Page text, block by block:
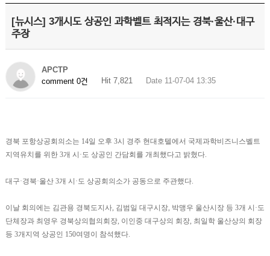
[뉴시스] 3개시도 상공인 과학벨트 최적지는 경북·울산·대구
주장
APCTP
comment 0건
Hit 7,821 Date 11-07-04 13:35
경북 포항상공회의소는 14일 오후 3시 경주 현대호텔에서 국제과학비즈니스벨트
지역유치를 위한 3개 시·도 상공인 간담회를 개최했다고 밝혔다.
대구·경북·울산 3개 시·도 상공회의소가 공동으로 주관했다.
이날 회의에는 김관용 경북도지사, 김범일 대구시장, 박맹우 울산시장 등 3개 시·도
단체장과 최영우 경북상의협의회장, 이인중 대구상의 회장, 최일학 울산상의 회장
등 3개지역 상공인 150여명이 참석했다.